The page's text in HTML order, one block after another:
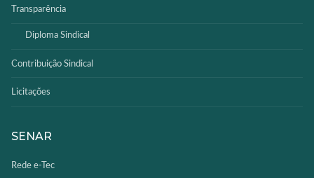
Transparência
Diploma Sindical
Contribuição Sindical
Licitações
SENAR
Rede e-Tec